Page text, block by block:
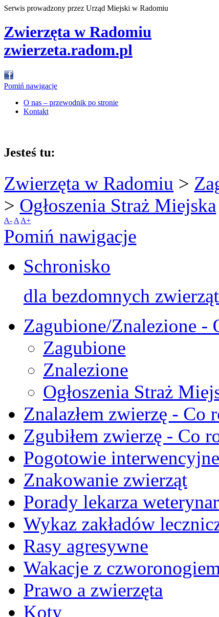
Serwis prowadzony przez Urząd Miejski w Radomiu
Zwierzęta w Radomiu
zwierzeta.radom.pl
Pomiń nawigacje
O nas – przewodnik po stronie
Kontakt
Jesteś tu:
Zwierzęta w Radomiu >
> Ogłoszenia Straż Miejska
A- A A+
Pomiń nawigacje
Schronisko
dla bezdomnych zwierząt
Zagubione/Znalezione -
Zagubione
Znalezione
Ogłoszenia Straż
Znalazłem zwierzę - Co
Zgubiłem zwierzę - Co
Pogotowie interwencyjne
Znakowanie zwierząt
Porady lekarza
Wykaz zakładów
Rasy agresywne
Wakacje z
Prawo a zwierzęta
Koty